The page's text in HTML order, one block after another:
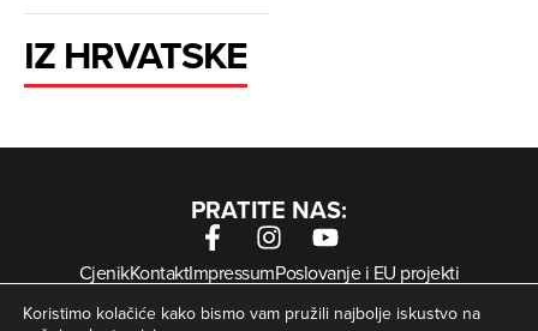
IZ HRVATSKE
PRATITE NAS:
CjenikKontaktImpressumPoslovanje i EU projekti
Arhiva digitalnih novina
Uvjeti korištenjaZaštita privatnosti
Koristimo kolačiće kako bismo vam pružili najbolje iskustvo na